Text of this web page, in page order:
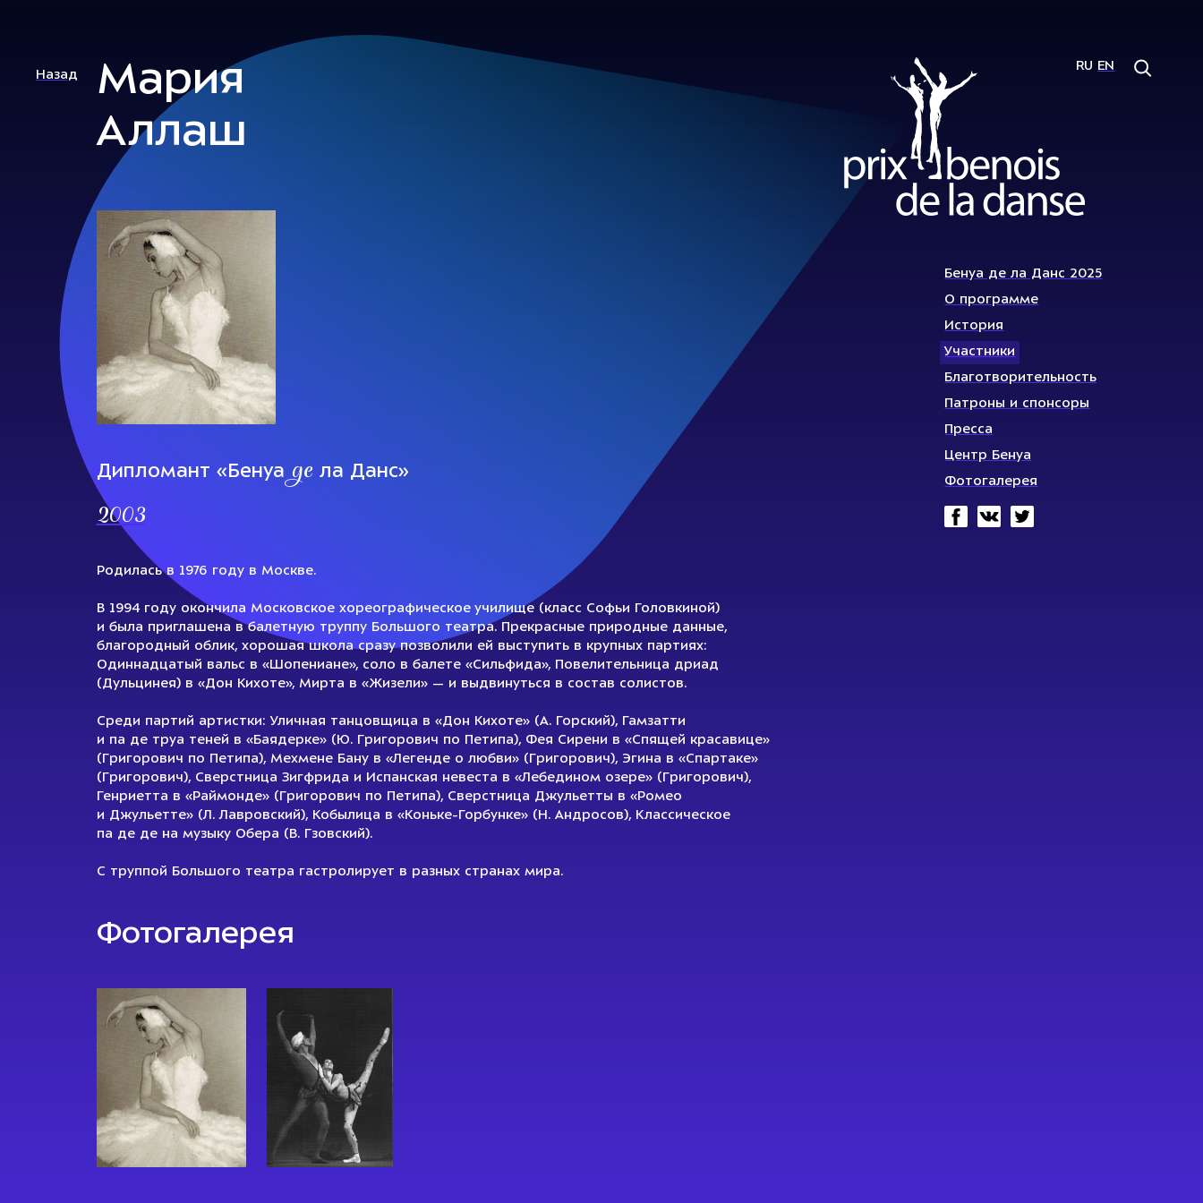
Назад
RU EN
Бенуа де ла Данс 2025
О программе
История
Участники
Благотворительность
Патроны и спонсоры
Пресса
Центр Бенуа
Фотогалерея
Мария
Аллаш
Дипломант «Бенуа де ла Данс»
2003
Родилась в 1976 году в Москве.
В 1994 году окончила Московское хореографическое училище (класс Софьи Головкиной)
и была приглашена в балетную труппу Большого театра. Прекрасные природные данные,
благородный облик, хорошая школа сразу позволили ей выступить в крупных партиях:
Одиннадцатый вальс в «Шопениане», соло в балете «Сильфида», Повелительница дриад
(Дульцинея) в «Дон Кихоте», Мирта в «Жизели» — и выдвинуться в состав солистов.
Среди партий артистки: Уличная танцовщица в «Дон Кихоте» (А. Горский), Гамзатти
и па де труа теней в «Баядерке» (Ю. Григорович по Петипа), Фея Сирени в «Спящей красавице»
(Григорович по Петипа), Мехмене Бану в «Легенде о любви» (Григорович), Эгина в «Спартаке»
(Григорович), Сверстница Зигфрида и Испанская невеста в «Лебедином озере» (Григорович),
Генриетта в «Раймонде» (Григорович по Петипа), Сверстница Джульетты в «Ромео
и Джульетте» (Л. Лавровский), Кобылица в «Коньке-Горбунке» (Н. Андросов), Классическое
па де де на музыку Обера (В. Гзовский).
С труппой Большого театра гастролирует в разных странах мира.
Фотогалерея